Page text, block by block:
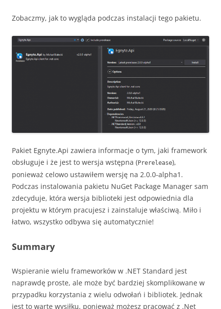
Zobaczmy, jak to wygląda podczas instalacji tego pakietu.
Pakiet Egnyte.Api zawiera informacje o tym, jaki framework
obsługuje i że jest to wersja wstępna (Prerelease),
ponieważ celowo ustawiłem wersję na 2.0.0-alpha1.
Podczas instalowania pakietu NuGet Package Manager sam
zdecyduje, która wersja biblioteki jest odpowiednia dla
projektu w którym pracujesz i zainstaluje właściwą. Miło i
łatwo, wszystko odbywa się automatycznie!
Summary
Wspieranie wielu frameworków w .NET Standard jest
naprawdę proste, ale może być bardziej skomplikowane w
przypadku korzystania z wielu odwołań i bibliotek. Jednak
jest to warte wysiłku, ponieważ możesz pracować z .Net